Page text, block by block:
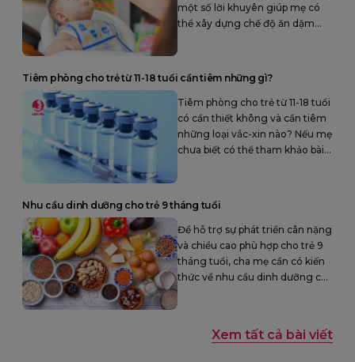
một số lời khuyên giúp mẹ có
thể xây dựng chế độ ăn dặm
Tiêm phòng cho trẻ từ 11-18 tuổi cần tiêm những gì?
Tiêm phòng cho trẻ từ 11-18 tuổi
có cần thiết không và cần tiêm
những loại vắc-xin nào? Nếu mẹ
chưa biết có thể tham khảo bài
Nhu cầu dinh dưỡng cho trẻ 9 tháng tuổi
Để hỗ trợ sự phát triển cân nặng
và chiều cao phù hợp cho trẻ 9
tháng tuổi, cha mẹ cần có kiến
thức về nhu cầu dinh dưỡng của
Xem tất cả bài viết